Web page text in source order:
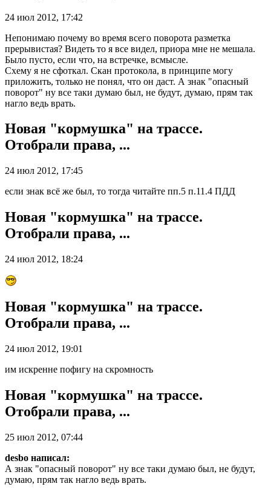
24 июл 2012, 17:42
Непонимаю почему во время всего поворота разметка
прерывистая? Видеть то я все видел, приора мне не мешала.
Было пусто, если что, на встречке, всмысле.
Схему я не сфоткал. Скан протокола, в принципе могу
приложить, только не понял, что он даст. А знак "опасный
поворот" ну все таки думаю был, не будут, думаю, прям так
нагло ведь врать.
Новая "кормушка" на трассе.
Отобрали права, ...
24 июл 2012, 17:45
если знак всё же был, то тогда читайте пп.5 п.11.4 ПДД
Новая "кормушка" на трассе.
Отобрали права, ...
24 июл 2012, 18:24
Новая "кормушка" на трассе.
Отобрали права, ...
24 июл 2012, 19:01
им искренне пофигу на скромность
Новая "кормушка" на трассе.
Отобрали права, ...
25 июл 2012, 07:44
desbo написал:
А знак "опасный поворот" ну все таки думаю был, не будут,
думаю, прям так нагло ведь врать.